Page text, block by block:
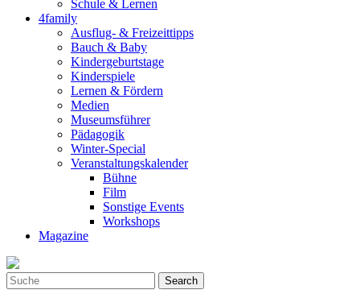
Schule & Lernen
4family
Ausflug- & Freizeittipps
Bauch & Baby
Kindergeburtstage
Kinderspiele
Lernen & Fördern
Medien
Museumsführer
Pädagogik
Winter-Special
Veranstaltungskalender
Bühne
Film
Sonstige Events
Workshops
Magazine